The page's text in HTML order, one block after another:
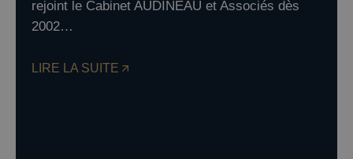
rejoint le Cabinet AUDINEAU et Associés dès
2002…
LIRE LA SUITE